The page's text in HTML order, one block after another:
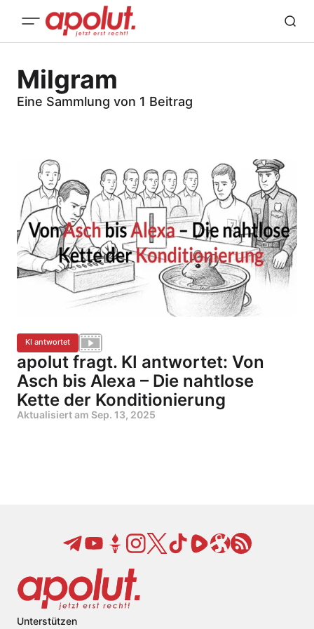
Milgram
Eine Sammlung von 1 Beitrag
KI antwortet
apolut fragt. KI antwortet: Von
Asch bis Alexa – Die nahtlose
Kette der Konditionierung
Aktualisiert am Sep. 13, 2025
Unterstützen